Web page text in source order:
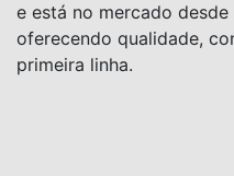
e está no mercado
oferecendo qualidade,
primeira linha.